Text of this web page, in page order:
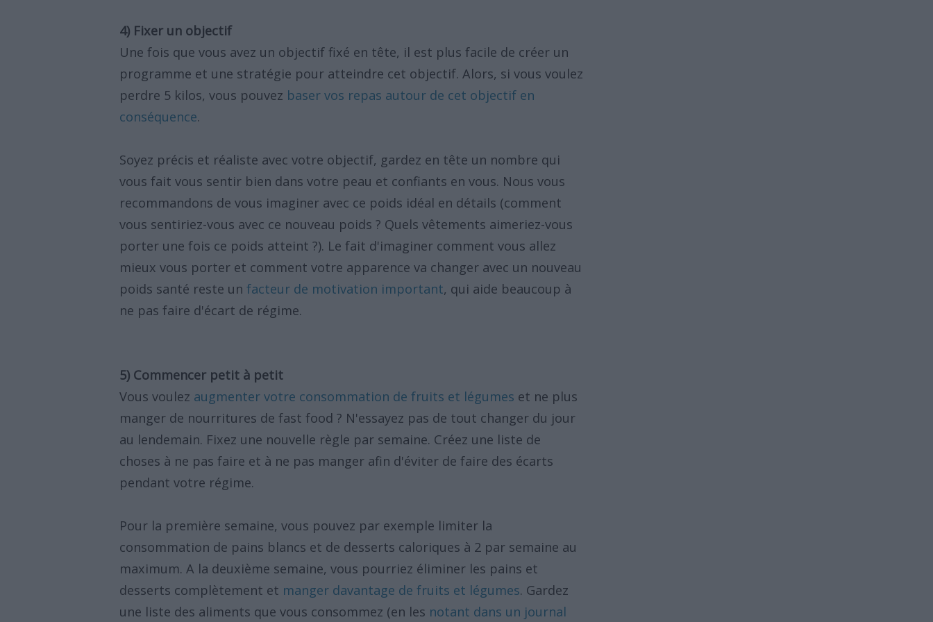
4) Fixer un objectif
Une fois que vous avez un objectif fixé en tête, il est plus facile de créer un
programme et une stratégie pour atteindre cet objectif. Alors, si vous voulez
perdre 5 kilos, vous pouvez baser vos repas autour de cet objectif en
conséquence.
Soyez précis et réaliste avec votre objectif, gardez en tête un nombre qui
vous fait vous sentir bien dans votre peau et confiants en vous. Nous vous
recommandons de vous imaginer avec ce poids idéal en détails (comment
vous sentiriez-vous avec ce nouveau poids ? Quels vêtements aimeriez-vous
porter une fois ce poids atteint ?). Le fait d'imaginer comment vous allez
mieux vous porter et comment votre apparence va changer avec un nouveau
poids santé reste un facteur de motivation important, qui aide beaucoup à
ne pas faire d'écart de régime.
5) Commencer petit à petit
Vous voulez augmenter votre consommation de fruits et légumes et ne plus
manger de nourritures de fast food ? N'essayez pas de tout changer du jour
au lendemain. Fixez une nouvelle règle par semaine. Créez une liste de
choses à ne pas faire et à ne pas manger afin d'éviter de faire des écarts
pendant votre régime.
Pour la première semaine, vous pouvez par exemple limiter la
consommation de pains blancs et de desserts caloriques à 2 par semaine au
maximum. A la deuxième semaine, vous pourriez éliminer les pains et
desserts complètement et manger davantage de fruits et légumes. Gardez
une liste des aliments que vous consommez (en les notant dans un journal